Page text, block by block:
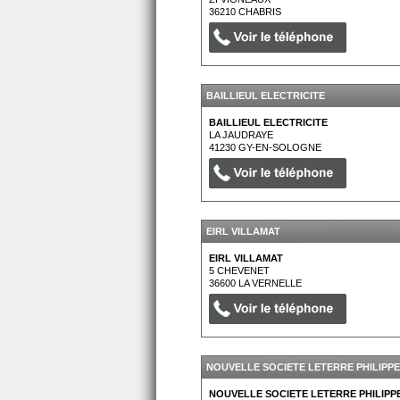
36210CHABRIS
BAILLIEUL ELECTRICITE
BAILLIEUL ELECTRICITE
LA JAUDRAYE
41230GY-EN-SOLOGNE
EIRL VILLAMAT
EIRL VILLAMAT
5 CHEVENET
36600LA VERNELLE
NOUVELLE SOCIETE LETERRE PHILIPPE
NOUVELLE SOCIETE LETERRE